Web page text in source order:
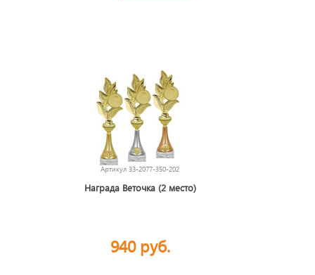
Артикул 33-2077-350-202
Награда Веточка (2 место)
940 руб.